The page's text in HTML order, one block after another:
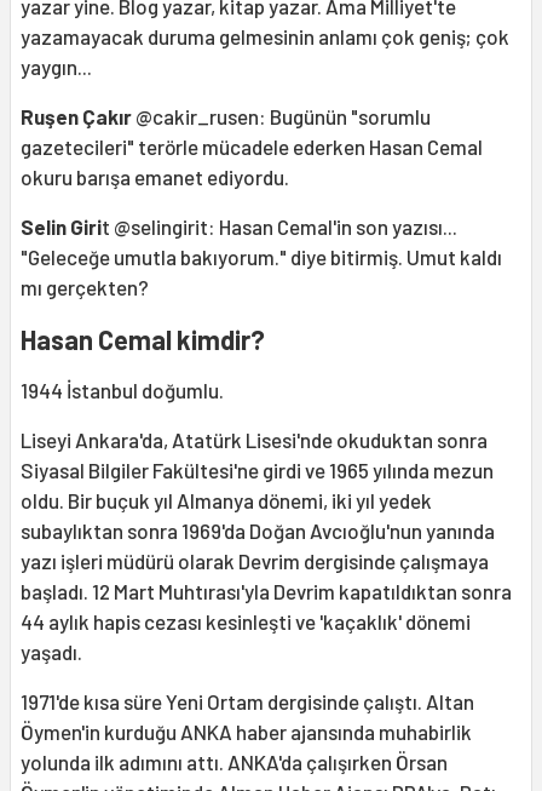
yazar yine. Blog yazar, kitap yazar. Ama Milliyet'te
yazamayacak duruma gelmesinin anlamı çok geniş; çok
yaygın...
Ruşen Çakır @cakir_rusen: Bugünün "sorumlu
gazetecileri" terörle mücadele ederken Hasan Cemal
okuru barışa emanet ediyordu.
Selin Girit @selingirit: Hasan Cemal'in son yazısı...
"Geleceğe umutla bakıyorum." diye bitirmiş. Umut kaldı
mı gerçekten?
Hasan Cemal kimdir?
1944 İstanbul doğumlu.
Liseyi Ankara'da, Atatürk Lisesi'nde okuduktan sonra
Siyasal Bilgiler Fakültesi'ne girdi ve 1965 yılında mezun
oldu. Bir buçuk yıl Almanya dönemi, iki yıl yedek
subaylıktan sonra 1969'da Doğan Avcıoğlu'nun yanında
yazı işleri müdürü olarak Devrim dergisinde çalışmaya
başladı. 12 Mart Muhtırası'yla Devrim kapatıldıktan sonra
44 aylık hapis cezası kesinleşti ve 'kaçaklık' dönemi
yaşadı.
1971'de kısa süre Yeni Ortam dergisinde çalıştı. Altan
Öymen'in kurduğu ANKA haber ajansında muhabirlik
yolunda ilk adımını attı. ANKA'da çalışırken Örsan